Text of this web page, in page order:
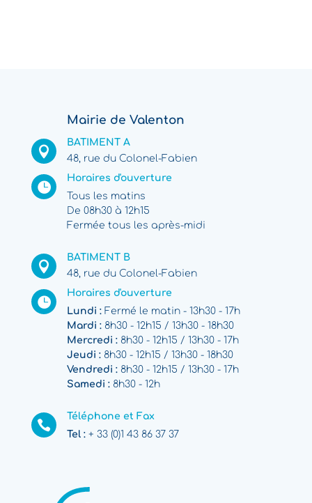
Mairie de Valenton

BATIMENT A
48, rue du Colonel-Fabien

Horaires d'ouverture
Tous les matins
De 08h30 à 12h15
Fermée tous les après-midi

BATIMENT B
48, rue du Colonel-Fabien

Horaires d'ouverture
Lundi :Fermé le matin - 13h30 - 17h
Mardi :8h30 - 12h15 / 13h30 - 18h30
Mercredi :8h30 - 12h15 / 13h30 - 17h
Jeudi :8h30 - 12h15 / 13h30 - 18h30
Vendredi :8h30 - 12h15 / 13h30 - 17h
Samedi :8h30 - 12h

Téléphone et Fax
Tel :+ 33 (0)1 43 86 37 37